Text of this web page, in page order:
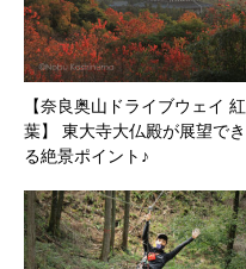
【奈良奥山ドライブウェイ 紅
葉】 東大寺大仏殿が展望でき
る絶景ポイント♪